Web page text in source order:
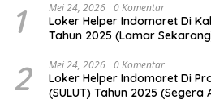
1 Mei 24, 2026 0 Komentar
Loker Helper Indomaret Di
Tahun 2025 (Lamar
2 Mei 24, 2026 0 Komentar
Loker Helper Indomaret Di
(SULUT) Tahun 2025 (Segera